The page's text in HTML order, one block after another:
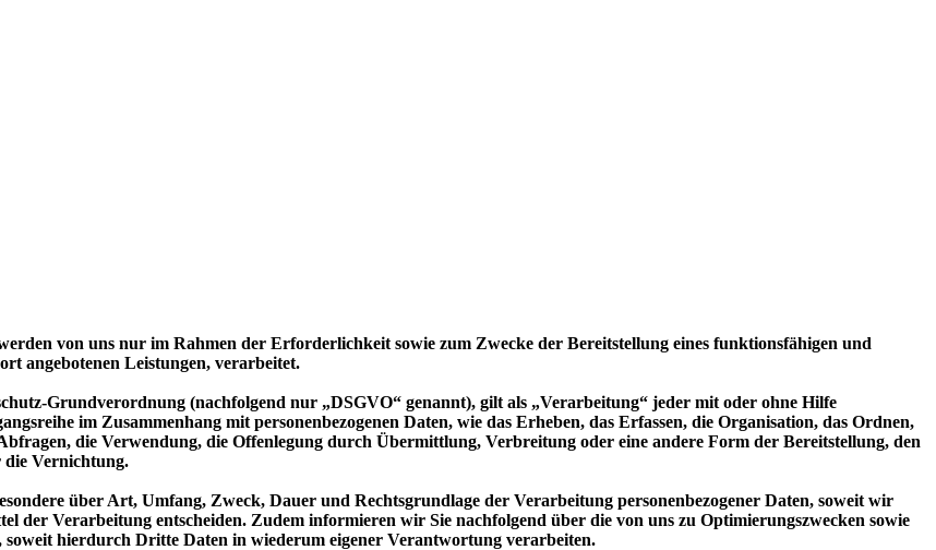
von uns nur im Rahmen der Erforderlichkeit sowie zum Zwecke der Bereitstellung eines funktionsfähigen und
angebotenen Leistungen, verarbeitet.
Grundverordnung (nachfolgend nur „DSGVO“ genannt), gilt als „Verarbeitung“ jeder mit oder ohne Hilfe
im Zusammenhang mit personenbezogenen Daten, wie das Erheben, das Erfassen, die Organisation, das Ordnen,
die Verwendung, die Offenlegung durch Übermittlung, Verbreitung oder eine andere Form der Bereitstellung, den
die Vernichtung.
über Art, Umfang, Zweck, Dauer und Rechtsgrundlage der Verarbeitung personenbezogener Daten, soweit wir
der Verarbeitung entscheiden. Zudem informieren wir Sie nachfolgend über die von uns zu Optimierungszwecken sowie
hierdurch Dritte Daten in wiederum eigener Verantwortung verarbeiten.